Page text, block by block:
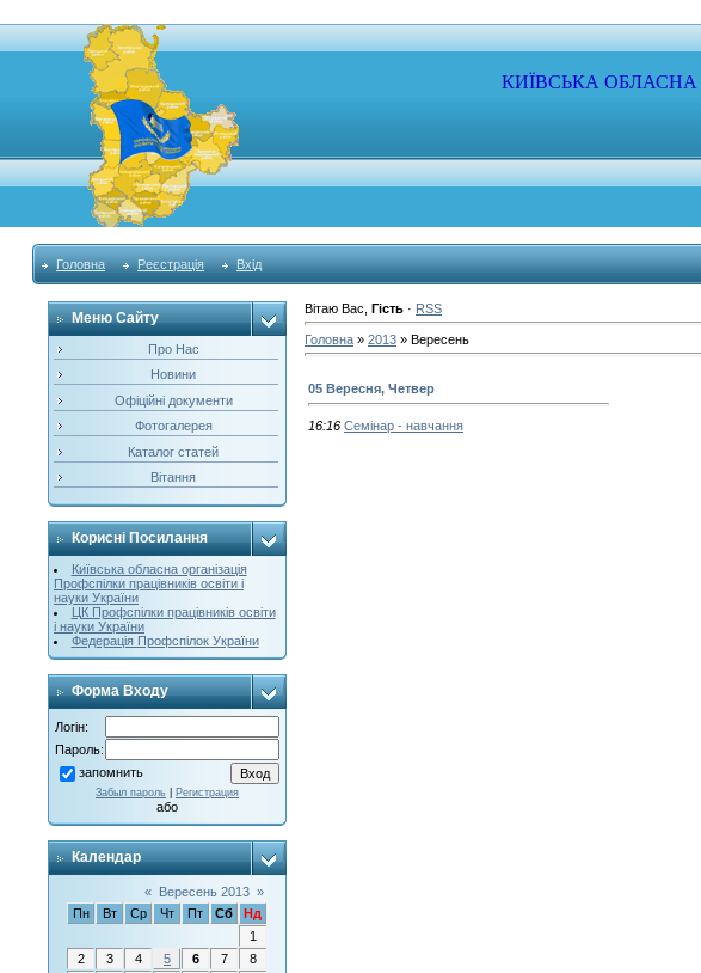
КИЇВСЬКА ОБЛАСНА
Головна Реєстрація Вхід
Меню Сайту
Про Нас
Новини
Офіційні документи
Фотогалерея
Каталог статей
Вітання
Корисні Посилання
Київська обласна організація
Профспілки працівників освіти і
науки України
ЦК Профспілки працівників освіти
і науки України
Федерація Профспілок України
Форма Входу
Логін:
Пароль:
запомнить
Забыл пароль| Регистрация
або
Календар
« Вересень 2013 »
Пн
Вт Ср Чт Пт Сб
Нд
1
2
3 4 5 6 7
8
Вітаю Вас Гість· RSS
Головна» 2013 » Вересень
05 Вересня, Четвер
16:16 Семінар - навчання